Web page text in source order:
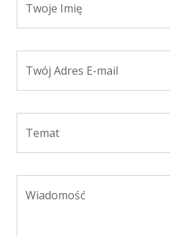
Twoje Imię
Twój Adres E-mail
Temat
Wiadomość